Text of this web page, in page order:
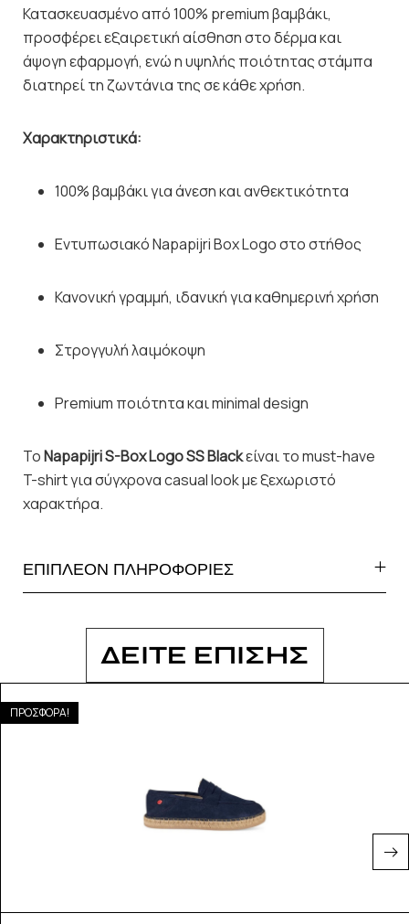
Κατασκευασμένο από 100% premium βαμβάκι,
προσφέρει εξαιρετική αίσθηση στο δέρμα και
άψογη εφαρμογή, ενώ η υψηλής ποιότητας στάμπα
διατηρεί τη ζωντάνια της σε κάθε χρήση.
Χαρακτηριστικά:
100% βαμβάκι για άνεση και ανθεκτικότητα
Εντυπωσιακό Napapijri Box Logo στο στήθος
Κανονική γραμμή, ιδανική για καθημερινή χρήση
Στρογγυλή λαιμόκοψη
Premium ποιότητα και minimal design
ΤοNapapijri S-Box Logo SS Blackείναι το must-have
T-shirt για σύγχρονα casual look με ξεχωριστό
χαρακτήρα.
ΕΠΙΠΛΕΟΝ ΠΛΗΡΟΦΟΡΙΕΣ
ΔΕΙΤΕ ΕΠΙΣΗΣ
ΠΡΟΣΦΟΡΑ!